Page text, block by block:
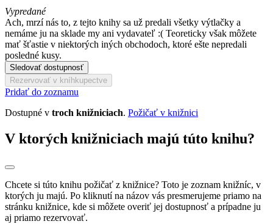
Vypredané
Ach, mrzí nás to, z tejto knihy sa už predali všetky výtlačky a
nemáme ju na sklade my ani vydavateľ :( Teoreticky však môžete
mať šťastie v niektorých iných obchodoch, ktoré ešte nepredali
posledné kusy.
Sledovať dostupnosť
Rezervovať v kníhkupectve
Pridať do zoznamu
Dostupné v troch knižniciach. Požičať v knižnici
V ktorých knižniciach majú túto knihu?
Chcete si túto knihu požičať z knižnice? Toto je zoznam knižníc, v
ktorých ju majú. Po kliknutí na názov vás presmerujeme priamo na
stránku knižnice, kde si môžete overiť jej dostupnosť a prípadne ju
aj priamo rezervovať.